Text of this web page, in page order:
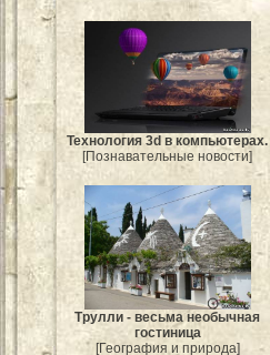
Технология 3d в компьютерах.
[Познавательные новости]
Трулли - весьма необычная
гостиница
[География и природа]